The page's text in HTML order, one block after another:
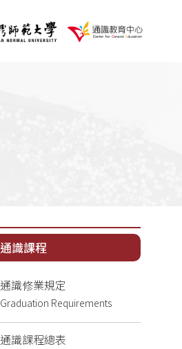
通識課程
通識修業規定
Graduation Requirements
通識課程總表